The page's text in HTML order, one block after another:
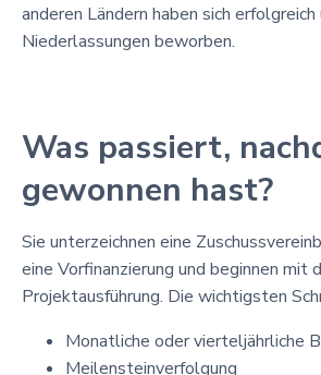
anderen Ländern haben sich
Niederlassungen beworben.
Was passiert,
gewonnen hast?
Sie unterzeichnen eine
eine Vorfinanzierung und beginnen mit
Projektausführung. Die wichtigsten
Monatliche oder vierteljährliche
Meilensteinverfolgung